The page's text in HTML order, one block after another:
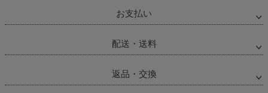
お支払い
配送・送料
返品・交換